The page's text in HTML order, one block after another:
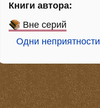
Книги автора:
Вне серий
Одни неприятности